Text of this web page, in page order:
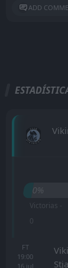
ADD
0%
Victorias -
0
FT
19:00
16 jul